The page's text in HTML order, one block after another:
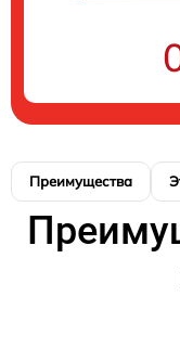
Преимущества